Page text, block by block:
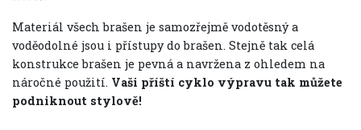
Materiál všech brašen je samozřejmě vodotěsný a
voděodolné jsou i přístupy do brašen. Stejně tak celá
konstrukce brašen je pevná a navržena z ohledem na
náročné použití. Vaši příští cyklo výpravu tak můžete
podniknout stylově!